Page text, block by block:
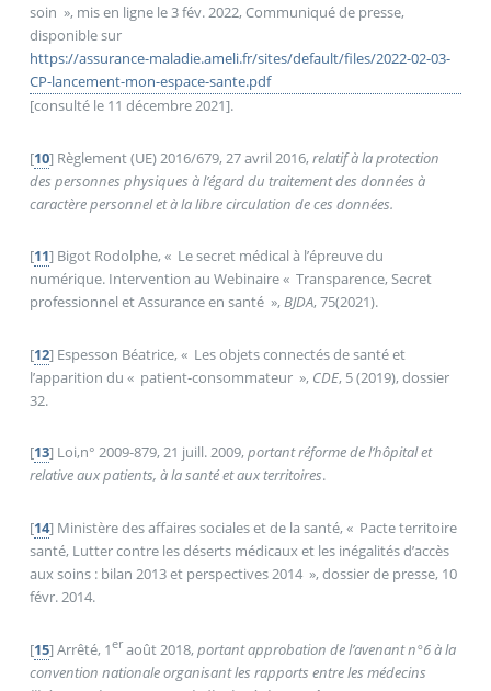
soin », mis en ligne le 3 fév. 2022, Communiqué de presse,
disponible sur
https://assurance-maladie.ameli.fr/sites/default/files/2022-02-03-
CP-lancement-mon-espace-sante.pdf
[consulté le 11 décembre 2021].
[10] Règlement (UE) 2016/679, 27 avril 2016, relatif à la protection
des personnes physiques à l’égard du traitement des données à
caractère personnel et à la libre circulation de ces données.
[11] Bigot Rodolphe, « Le secret médical à l’épreuve du
numérique. Intervention au Webinaire « Transparence, Secret
professionnel et Assurance en santé », BJDA, 75(2021).
[12] Espesson Béatrice, « Les objets connectés de santé et
l’apparition du « patient-consommateur », CDE, 5 (2019), dossier
32.
[13] Loi,n° 2009-879, 21 juill. 2009, portant réforme de l’hôpital et
relative aux patients, à la santé et aux territoires.
[14] Ministère des affaires sociales et de la santé, « Pacte territoire
santé, Lutter contre les déserts médicaux et les inégalités d’accès
aux soins : bilan 2013 et perspectives 2014 », dossier de presse, 10
févr. 2014.
[15]Arrêté, 1eraoût 2018, portant approbation de l’avenant n°6 à la
convention nationale organisant les rapports entre les médecins